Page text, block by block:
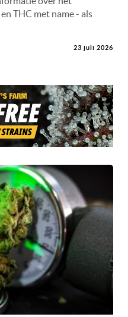
THC met name - als
23 juli 2026